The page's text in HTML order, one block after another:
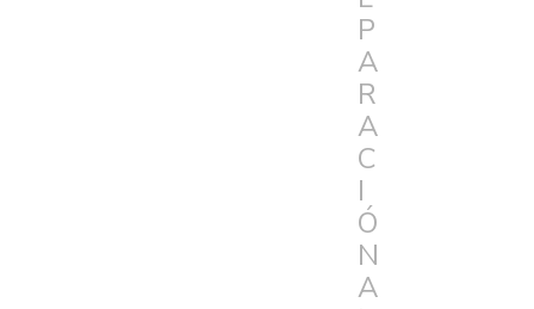
P
A
R
A
C
I
Ó
N
A